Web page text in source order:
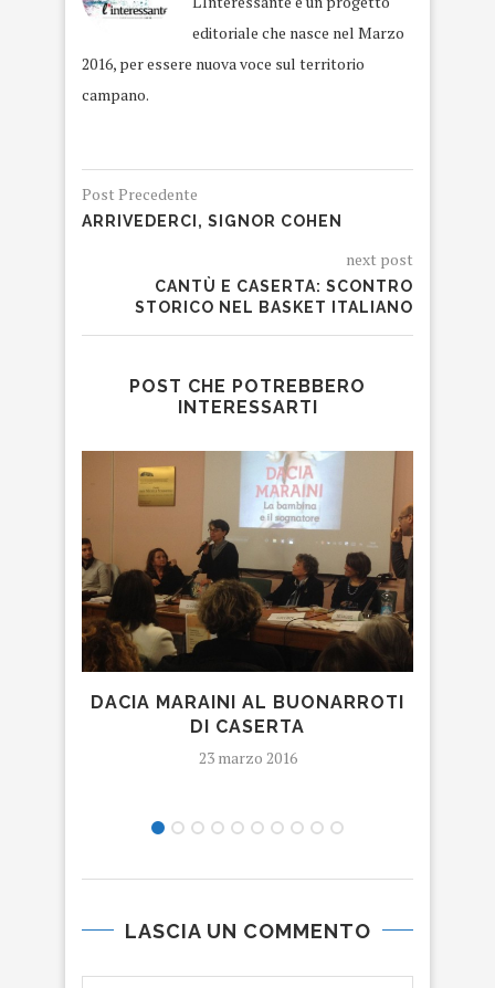
editoriale che nasce nel Marzo
2016, per essere nuova voce sul territorio
campano.
Post Precedente
ARRIVEDERCI, SIGNOR COHEN
next post
CANTÙ E CASERTA: SCONTRO
STORICO NEL BASKET ITALIANO
POST CHE POTREBBERO
INTERESSARTI
DACIA MARAINI AL BUONARROTI
DI CASERTA
23 marzo 2016
LASCIA UN COMMENTO